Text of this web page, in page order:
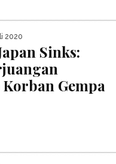
2020
Sinks:
Gempa